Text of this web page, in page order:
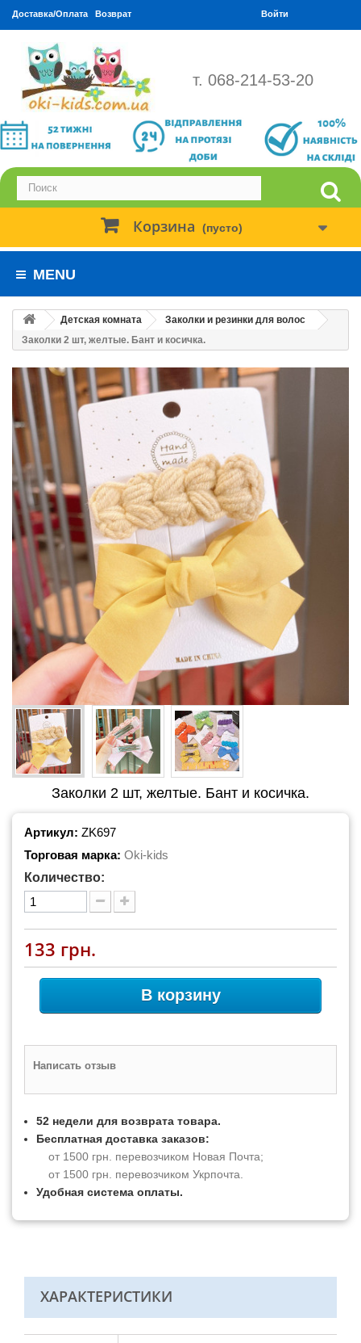
Доставка/Оплата Возврат Войти
т. 068-214-53-20
Корзина (пусто)
MENU
Детская комната
Заколки и резинки для волос
Заколки 2 шт, желтые. Бант и косичка.
Заколки 2 шт, желтые. Бант и косичка.
Артикул: ZK697
Торговая марка: Oki-kids
Количество:
133 грн.
В корзину
Написать отзыв
52 недели для возврата товара.
Бесплатная доставка заказов:
от 1500 грн. перевозчиком Новая Почта;
от 1500 грн. перевозчиком Укрпочта.
Удобная система оплаты.
ХАРАКТЕРИСТИКИ